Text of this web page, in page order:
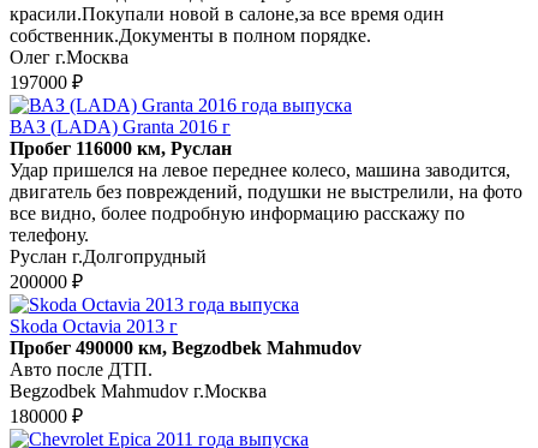
красили.Покупали новой в салоне,за все время один
собственник.Документы в полном порядке.
Олег г.Москва
197000 ₽
ВАЗ (LADA) Granta 2016 г
Пробег 116000 км, Руслан
Удар пришелся на левое переднее колесо, машина заводится,
двигатель без повреждений, подушки не выстрелили, на фото
все видно, более подробную информацию расскажу по
телефону.
Руслан г.Долгопрудный
200000 ₽
Skoda Octavia 2013 г
Пробег 490000 км, Begzodbek Mahmudov
Авто после ДТП.
Begzodbek Mahmudov г.Москва
180000 ₽